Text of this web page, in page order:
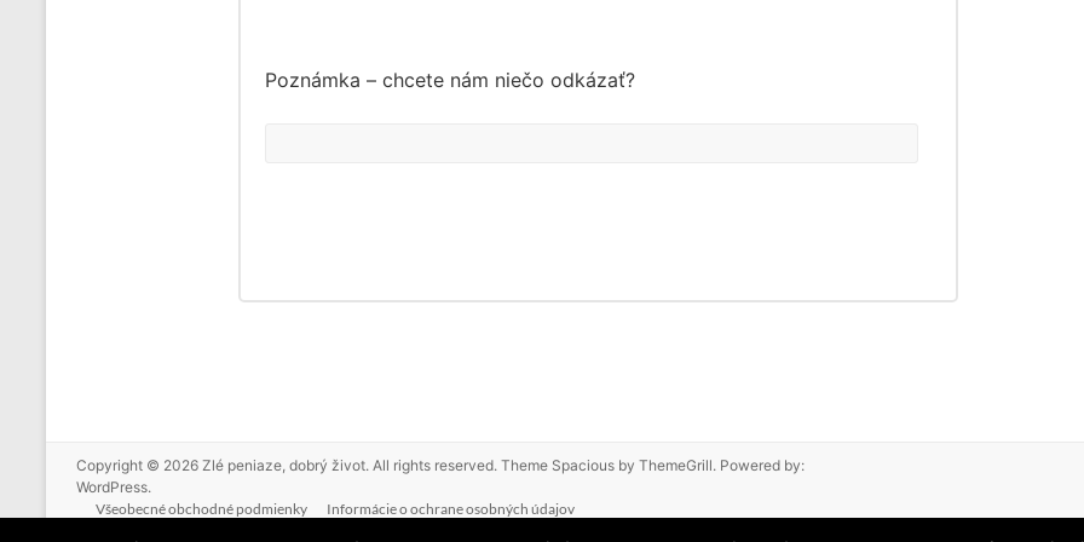
Poznámka – chcete nám niečo odkázať?
Copyright © 2026 Zlé peniaze, dobrý život. All rights reserved. Theme Spacious by ThemeGrill. Powered by:
WordPress.
Všeobecné obchodné podmienky
Informácie o ochrane osobných údajov